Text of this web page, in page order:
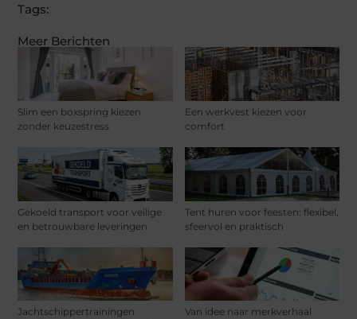
Meer Berichten
Slim een boxspring kiezen
zonder keuzestress
Een werkvest kiezen voor
comfort
Gekoeld transport voor veilige
en betrouwbare leveringen
Tent huren voor feesten: flexibel,
sfeervol en praktisch
Jachtschippertrainingen
Van idee naar merkverhaal
Tags: